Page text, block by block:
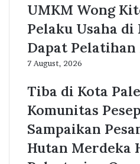
UMKM Wong
Pelaku Usaha di
Dapat Pelatihan
7 August, 2026
Tiba di Kota
Komunitas
Sampaikan
Hutan Merdeka